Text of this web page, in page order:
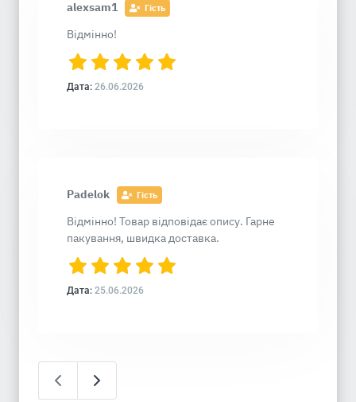
alexsam1 Гість
Відмінно!
Дата: 26.06.2026
Padelok Гість
Відмінно! Товар відповідає опису. Гарне
пакування, швидка доставка.
Дата: 25.06.2026